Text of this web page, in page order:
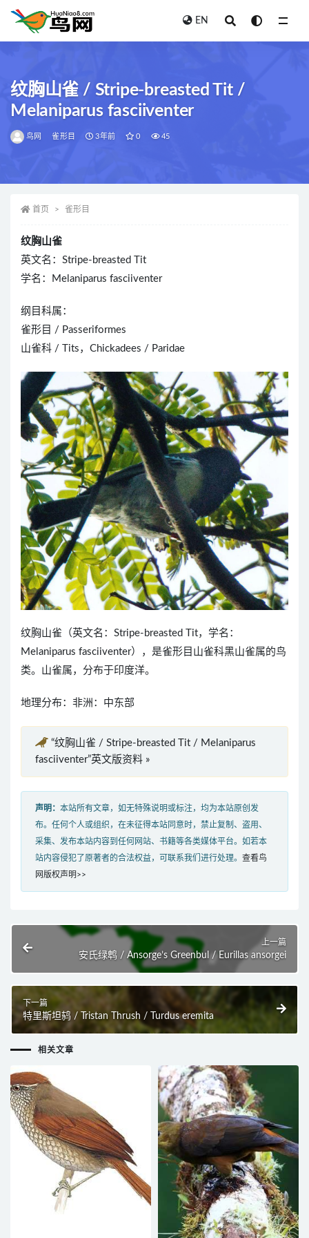
EN
纹胸山雀 / Stripe-breasted Tit /
Melaniparus fasciiventer
鸟网 雀形目 3年前 0 45
首页 雀形目
纹胸山雀
英文名：Stripe-breasted Tit
学名：Melaniparus fasciiventer
纲目科属：
雀形目 / Passeriformes
山雀科 / Tits，Chickadees / Paridae
纹胸山雀（英文名：Stripe-breasted Tit，学名：
Melaniparus fasciiventer），是雀形目山雀科黑山雀属的鸟
类。山雀属，分布于印度洋。
地理分布：非洲：中东部
“纹胸山雀 / Stripe-breasted Tit / Melaniparus
fasciiventer”英文版资料 »
声明： 本站所有文章，如无特殊说明或标注，均为本站原创发
布。任何个人或组织，在未征得本站同意时，禁止复制、盗用、
采集、发布本站内容到任何网站、书籍等各类媒体平台。如若本
站内容侵犯了原著者的合法权益，可联系我们进行处理。 查看鸟
网版权声明>>
上一篇
安氏绿鹎 / Ansorge’s Greenbul / Eurillas ansorgei
下一篇
特里斯坦鸫 / Tristan Thrush / Turdus eremita
相关文章